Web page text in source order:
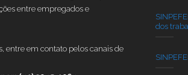
entre empregados e
entre em contato pelos canais de
dos